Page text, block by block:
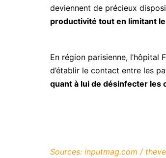
deviennent de précieux
productivité tout en limitant
En région parisienne, l’hôpital
d’établir le contact entre les
quant à lui de désinfecter les
Sources: inputmag.com /